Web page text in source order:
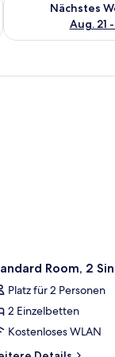
Nächstes
Aug. 21
Room, 2
Platz für 2 Personen
2 Einzelbetten
Kostenloses WLAN